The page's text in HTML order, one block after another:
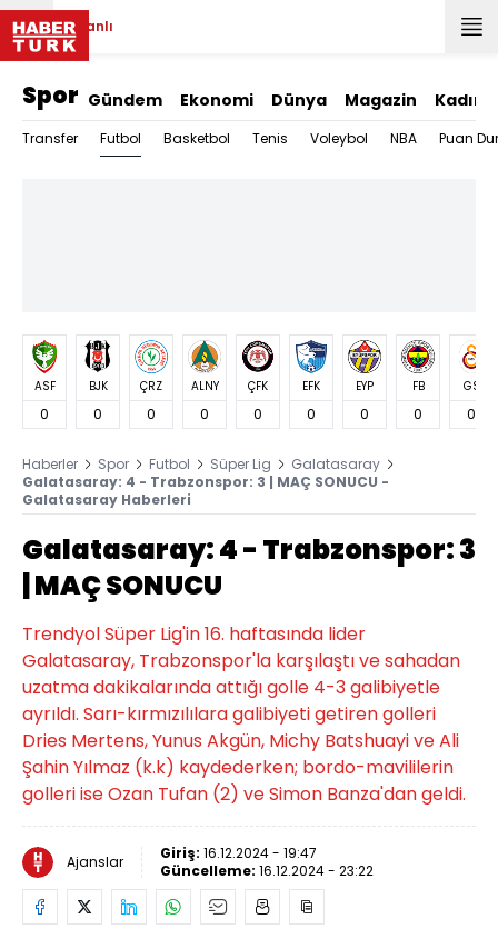
Canlı
Spor Gündem Ekonomi Dünya Magazin Kadın
Transfer Futbol Basketbol Tenis Voleybol NBA Puan
ASF
0
BJK
0
ÇRZ
0
ALNY
0
ÇFK
0
EFK
0
EYP
0
FB
0
GS
0
Haberler Spor Futbol Süper Lig
Galatasaray
Galatasaray: 4 - Trabzonspor: 3 | MAÇ SONUCU -
Galatasaray Haberleri
Galatasaray: 4 - Trabzonspor: 3
| MAÇ SONUCU
Trendyol Süper Lig'in 16. haftasında lider
Galatasaray, Trabzonspor'la karşılaştı ve sahadan
uzatma dakikalarında attığı golle 4-3 galibiyetle
ayrıldı. Sarı-kırmızılılara galibiyeti getiren golleri
Dries Mertens, Yunus Akgün, Michy Batshuayi ve Ali
Şahin Yılmaz (k.k) kaydederken; bordo-mavililerin
golleri ise Ozan Tufan (2) ve Simon Banza'dan geldi.
Ajanslar Giriş: 16.12.2024 - 19:47
Güncelleme: 16.12.2024 - 23:22